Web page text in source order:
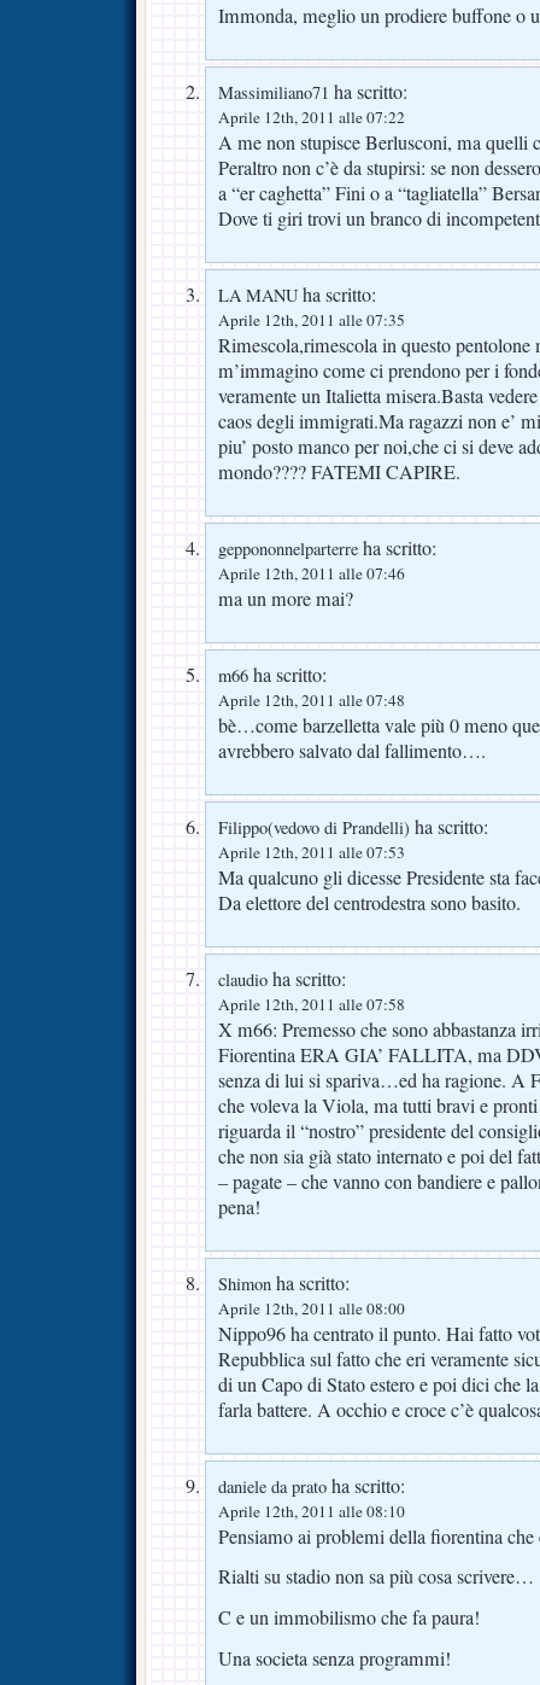
Immonda, meglio un prodiere buffone o
Massimiliano71 ha scritto:
Aprile 12th, 2011 alle 07:22
A me non stupisce Berlusconi, ma quelli
Peraltro non c’è da stupirsi: se non
a “er caghetta” Fini o a “tagliatella”
Dove ti giri trovi un branco di
LA MANU ha scritto:
Aprile 12th, 2011 alle 07:35
Rimescola,rimescola in questo
m’immagino come ci prendono per i
veramente un Italietta misera.Basta
caos degli immigrati.Ma ragazzi non e’
piu’ posto manco per noi,che ci si deve
mondo???? FATEMI CAPIRE.
geppononnelparterre ha scritto:
Aprile 12th, 2011 alle 07:46
ma un more mai?
m66 ha scritto:
Aprile 12th, 2011 alle 07:48
bè…come barzelletta vale più 0 meno
avrebbero salvato dal fallimento….
Filippo(vedovo di Prandelli) ha scritto:
Aprile 12th, 2011 alle 07:53
Ma qualcuno gli dicesse Presidente sta
Da elettore del centrodestra sono basito.
claudio ha scritto:
Aprile 12th, 2011 alle 07:58
X m66: Premesso che sono abbastanza
Fiorentina ERA GIA’ FALLITA, ma
senza di lui si spariva…ed ha ragione. A
che voleva la Viola, ma tutti bravi e
riguarda il “nostro” presidente del
che non sia già stato internato e poi del
– pagate – che vanno con bandiere e
pena!
Shimon ha scritto:
Aprile 12th, 2011 alle 08:00
Nippo96 ha centrato il punto. Hai fatto
Repubblica sul fatto che eri veramente
di un Capo di Stato estero e poi dici che
farla battere. A occhio e croce c’è
daniele da prato ha scritto:
Aprile 12th, 2011 alle 08:10
Pensiamo ai problemi della fiorentina
Rialti su stadio non sa più cosa scrivere…
C e un immobilismo che fa paura!
Una societa senza programmi!